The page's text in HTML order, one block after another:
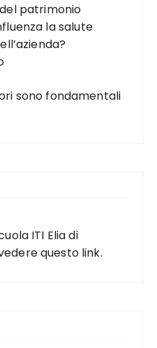
patrimonio
la salute
sono fondamentali
ITI Elia di
questo link.